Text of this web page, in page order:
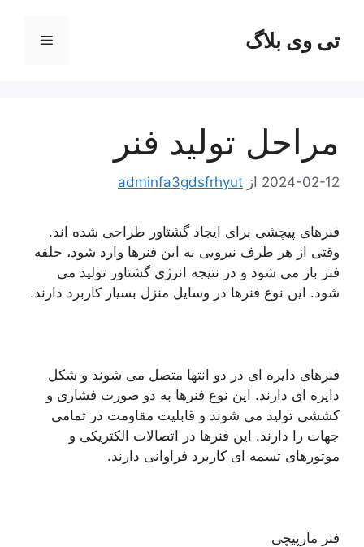
محتواتی وی بلاگ فهرست
مراحل تولید فنر
2024-02-12 از adminfa3gdsfrhyut
فنرهای پیچشی برای ایجاد گشتاور طراحی شده اند.
وقتی از هر طرف نیرویی به این فنرها وارد شود، حلقه
فنر باز می شود و در نتیجه انرژی گشتاور تولید می
شود. این نوع فنرها در وسایل منزل بسیار کاربرد دارند.
فنرهای دایره ای در دو انتها متصل می شوند و شکل
دایره ای دارند. این نوع فنرها به دو صورت فشاری و
کششی تولید می شوند و قابلیت مقاومت در تمامی
جهات را دارند. این فنرها در اتصالات الکتریکی و
موتورهای تسمه ای کاربرد فراوانی دارند.
فنر مارپیچی